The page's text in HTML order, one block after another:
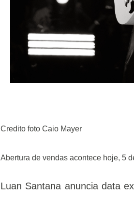
Credito foto Caio Mayer
Abertura de vendas acontece hoje, 5
Luan Santana anuncia data